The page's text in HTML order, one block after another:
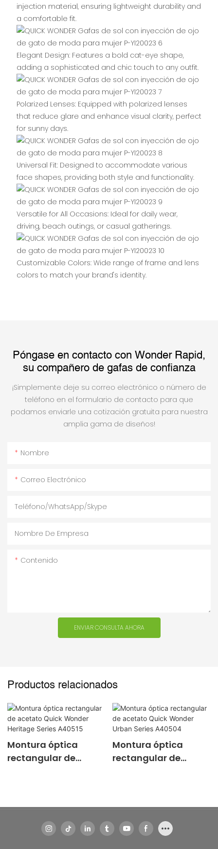
injection material, ensuring lightweight durability and
a comfortable fit.
Elegant Design: Features a bold cat-eye shape,
adding a sophisticated and chic touch to any outfit.
Polarized Lenses: Equipped with polarized lenses
that reduce glare and enhance visual clarity, perfect
for sunny days.
Universal Fit: Designed to accommodate various
face shapes, providing both style and functionality.
Versatile for All Occasions: Ideal for daily wear,
driving, beach outings, or casual gatherings.
Customizable Colors: Wide range of frame and lens
colors to match your brand's identity.
Póngase en contacto con Wonder Rapid,
su compañero de gafas de confianza
¡Simplemente deje su correo electrónico o número de
teléfono en el formulario de contacto para que
podamos enviarle una cotización gratuita para nuestra
amplia gama de diseños!
Nombre
Correo Electrónico
Teléfono/WhatsApp/Skype
Nombre De Empresa
Contenido
ENVIAR CONSULTA AHORA
Productos relacionados
Montura óptica
rectangular de
Montura óptica
rectangular de